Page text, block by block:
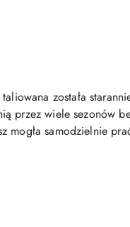
została
przez wiele sezonów
mogła samodzielnie